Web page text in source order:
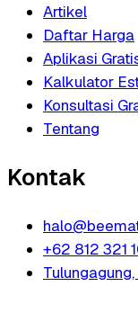
Artikel
Daftar Harga
Aplikasi
Kalkulator
Konsultasi
Tentang
Kontak
+62 812 321